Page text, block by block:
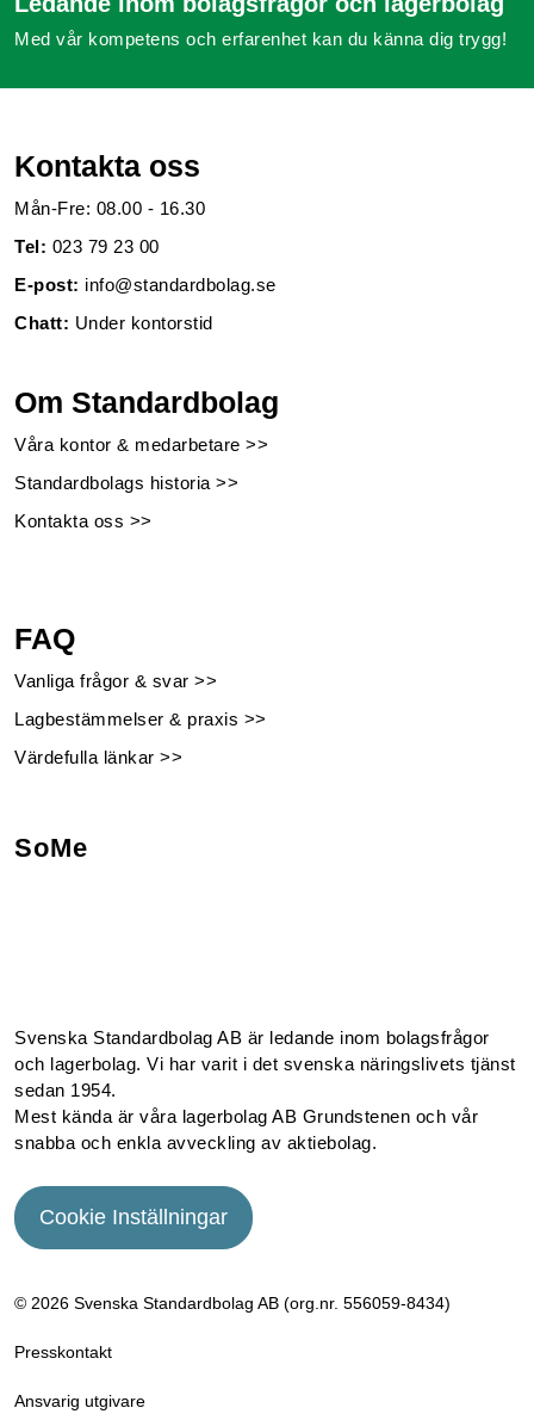
Med vår kompetens och erfarenhet kan du känna dig trygg!
Kontakta oss
Mån-Fre: 08.00 - 16.30
Tel: 023 79 23 00
E-post: info@standardbolag.se
Chatt: Under kontorstid
Om Standardbolag
Våra kontor & medarbetare >>
Standardbolags historia >>
Kontakta oss >>
FAQ
Vanliga frågor & svar >>
Lagbestämmelser & praxis >>
Värdefulla länkar >>
SoMe
Svenska Standardbolag AB är ledande inom bolagsfrågor
och lagerbolag. Vi har varit i det svenska näringslivets tjänst
sedan 1954.
Mest kända är våra lagerbolag AB Grundstenen och vår
snabba och enkla avveckling av aktiebolag.
Cookie Inställningar
© 2026 Svenska Standardbolag AB (org.nr. 556059­-8434)
Presskontakt
Ansvarig utgivare